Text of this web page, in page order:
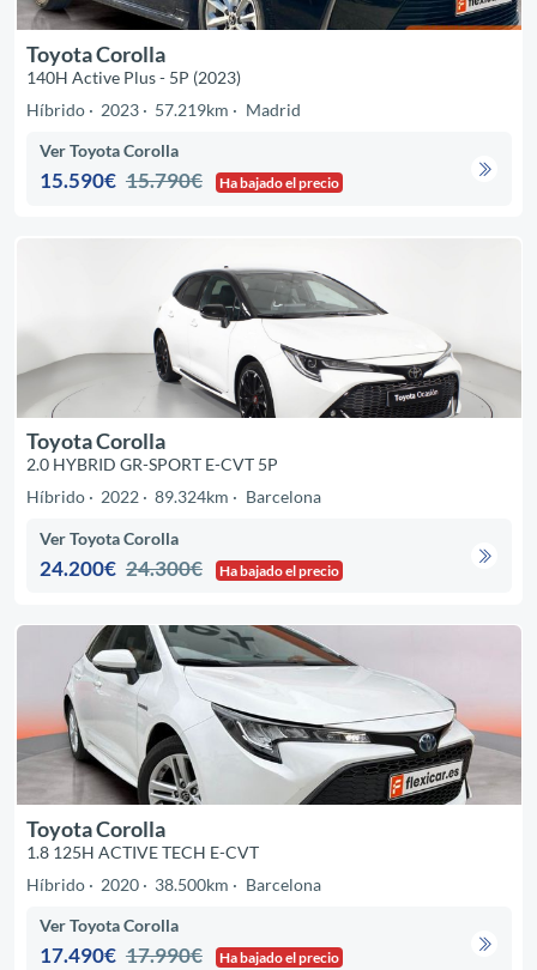
Toyota Corolla
140H Active Plus - 5P (2023)
Híbrido
2023 57.219km Madrid
Ver Toyota Corolla
15.590€ 15.790€ Ha bajado el precio
Toyota Corolla
2.0 HYBRID GR-SPORT E-CVT 5P
Híbrido
2022 89.324km Barcelona
Ver Toyota Corolla
24.200€ 24.300€ Ha bajado el precio
Toyota Corolla
1.8 125H ACTIVE TECH E-CVT
Híbrido
2020 38.500km Barcelona
Ver Toyota Corolla
17.490€ 17.990€ Ha bajado el precio